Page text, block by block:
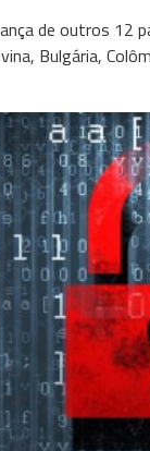
de outros 12
Bulgária,